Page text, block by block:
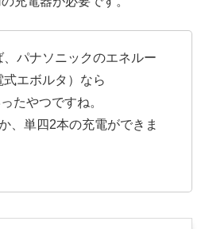
、パナソニックのエネルー
式エボルタ）なら
たやつですね。
、単四2本の充電ができま